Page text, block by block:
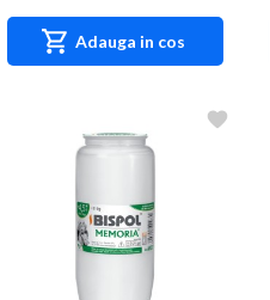
Adauga in cos